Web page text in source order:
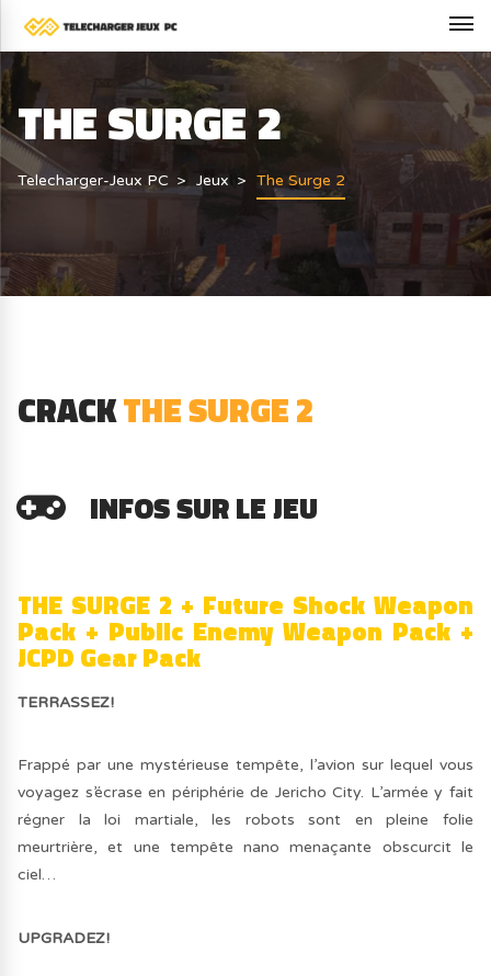
THE SURGE 2
Telecharger-Jeux PC Jeux The Surge 2
CRACKTHE SURGE 2
INFOS SUR LE JEU
THE SURGE 2 + Future Shock Weapon
Pack + Public Enemy Weapon Pack +
JCPD Gear Pack
TERRASSEZ!
Frappé par une mystérieuse tempête, l’avion sur lequel vous
voyagez s’écrase en périphérie de Jericho City. L’armée y fait
régner la loi martiale, les robots sont en pleine folie
meurtrière, et une tempête nano menaçante obscurcit le
ciel…
UPGRADEZ!